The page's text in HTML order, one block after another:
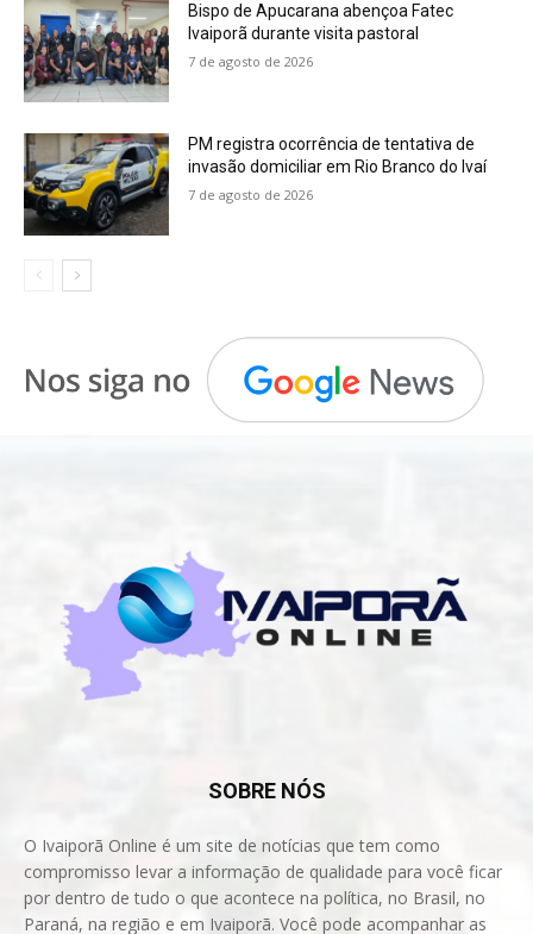
Bispo de Apucarana abençoa Fatec
Ivaiporã durante visita pastoral
7 de agosto de 2026
PM registra ocorrência de tentativa de
invasão domiciliar em Rio Branco do Ivaí
7 de agosto de 2026
SOBRE NÓS
O Ivaiporã Online é um site de notícias que tem como
compromisso levar a informação de qualidade para você ficar
por dentro de tudo o que acontece na política, no Brasil, no
Paraná, na região e em Ivaiporã. Você pode acompanhar as